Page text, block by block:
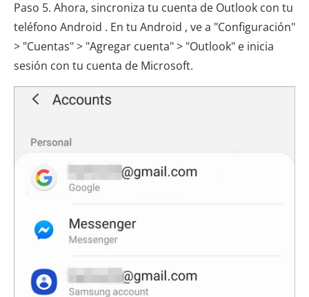
Paso 5. Ahora, sincroniza tu cuenta de Outlook con tu
teléfono Android . En tu Android , ve a "Configuración"
> "Cuentas" > "Agregar cuenta" > "Outlook" e inicia
sesión con tu cuenta de Microsoft.